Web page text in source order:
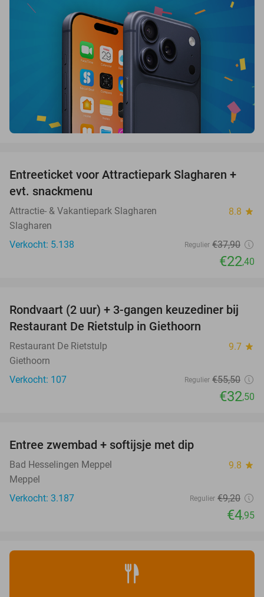
41%
Entreeticket voor Attractiepark Slagharen +
evt. snackmenu
Attractie- & Vakantiepark Slagharen 8.8 star
Slagharen
Verkocht: 5.138
Regulier €37,90
€22,40
41%
Rondvaart (2 uur) + 3-gangen keuzediner bij
Restaurant De Rietstulp in Giethoorn
Restaurant De Rietstulp 9.7 star
Giethoorn
Verkocht: 107
Regulier €55,50
€32,50
Entree zwembad + softijsje met dip
Bad Hesselingen Meppel 9.8 star
Meppel
Verkocht: 3.187
Regulier €9,20
€4,95